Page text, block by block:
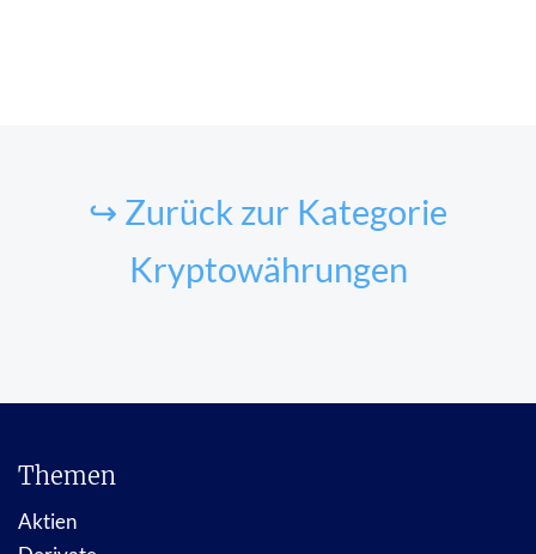
↪ Zurück zur Kategorie
Kryptowährungen
Themen
Aktien